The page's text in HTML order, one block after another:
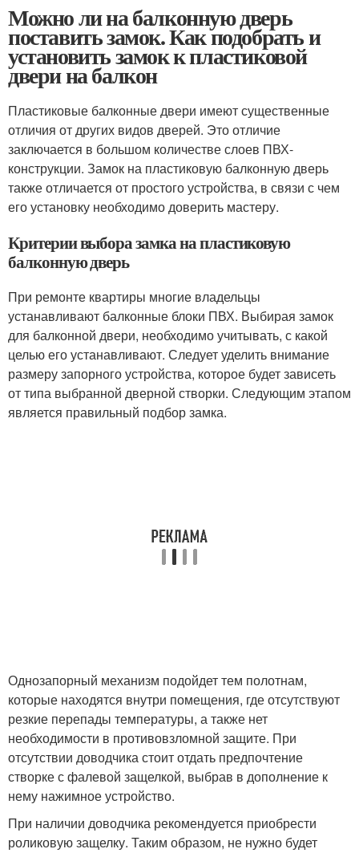
Можно ли на балконную дверь
поставить замок. Как подобрать и
установить замок к пластиковой
двери на балкон
Пластиковые балконные двери имеют существенные
отличия от других видов дверей. Это отличие
заключается в большом количестве слоев ПВХ-
конструкции. Замок на пластиковую балконную дверь
также отличается от простого устройства, в связи с чем
его установку необходимо доверить мастеру.
Критерии выбора замка на пластиковую
балконную дверь
При ремонте квартиры многие владельцы
устанавливают балконные блоки ПВХ. Выбирая замок
для балконной двери, необходимо учитывать, с какой
целью его устанавливают. Следует уделить внимание
размеру запорного устройства, которое будет зависеть
от типа выбранной дверной створки. Следующим этапом
является правильный подбор замка.
Однозапорный механизм подойдет тем полотнам,
которые находятся внутри помещения, где отсутствуют
резкие перепады температуры, а также нет
необходимости в противовзломной защите. При
отсутствии доводчика стоит отдать предпочтение
створке с фалевой защелкой, выбрав в дополнение к
нему нажимное устройство.
При наличии доводчика рекомендуется приобрести
роликовую защелку. Таким образом, не нужно будет